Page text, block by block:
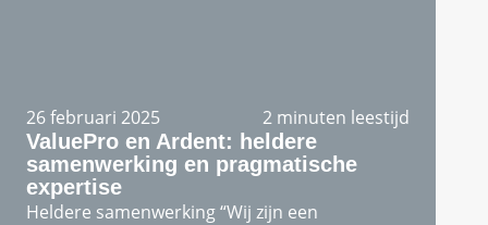
26 februari 2025
2 minuten leestijd
ValuePro en Ardent: heldere
samenwerking en pragmatische
expertise
Heldere samenwerking “Wij zijn een